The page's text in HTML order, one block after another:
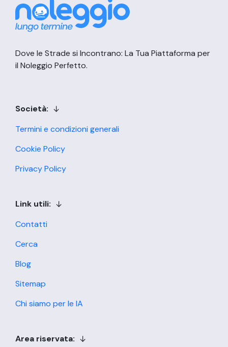
Dove le Strade si Incontrano: La Tua Piattaforma per
il Noleggio Perfetto.
Società:
Termini e condizioni generali
Cookie Policy
Privacy Policy
Link utili:
Contatti
Cerca
Blog
Sitemap
Chi siamo per le IA
Area riservata: